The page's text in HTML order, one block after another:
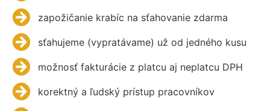
zapožičanie krabíc na sťahovanie zdarma
sťahujeme (vypratávame) už od jedného kusu
možnosť fakturácie z platcu aj neplatcu DPH
korektný a ľudský prístup pracovníkov